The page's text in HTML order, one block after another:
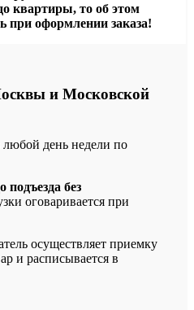
квартиры, то об этом
при оформлении заказа!
и Московской
любой день недели по
подъезда без
оговаривается при
осуществляет приемку
и расписывается в